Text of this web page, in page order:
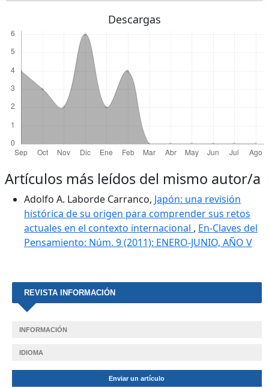
Descargas
Artículos más leídos del mismo autor/a
Adolfo A. Laborde Carranco, Japón: una revisión
histórica de su origen para comprender sus retos
actuales en el contexto internacional , En-Claves del
Pensamiento: Núm. 9 (2011): ENERO-JUNIO, AÑO V
REVISTA INFORMACIÓN
INFORMACIÓN
IDIOMA
Enviar un artículo